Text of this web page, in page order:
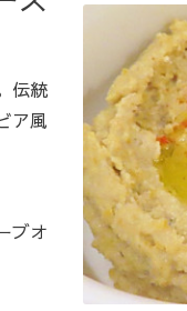
伝統
ア風
ブオ